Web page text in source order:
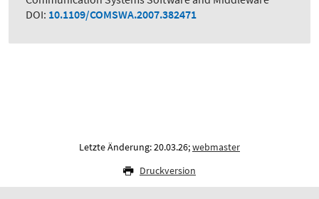
DOI: 10.1109/COMSWA.2007.382471
Letzte Änderung: 20.03.26;webmaster
Druckversion